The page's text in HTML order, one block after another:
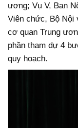
ương; Vụ V, Ban
Viên chức, Bộ Nội
cơ quan Trung
phần tham dự 4
quy hoạch.